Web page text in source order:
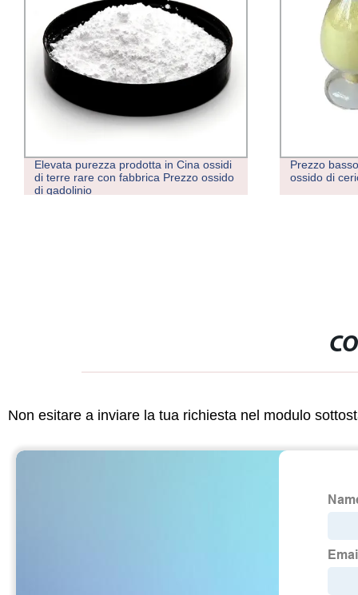
Elevata purezza prodotta in Cina ossidi
di terre rare con fabbrica Prezzo ossido
di gadolinio
Prezzo
ossido di
Non esitare a inviare la tua richiesta nel modulo